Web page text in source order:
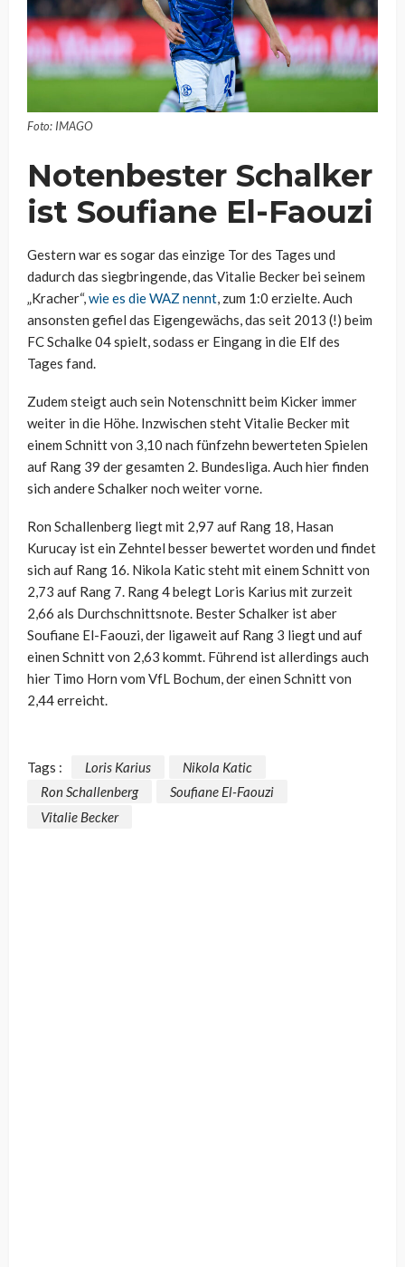
Foto: IMAGO
Notenbester Schalker
ist Soufiane El-Faouzi
Gestern war es sogar das einzige Tor des Tages und
dadurch das siegbringende, das Vitalie Becker bei seinem
„Kracher“,wie es die WAZ nennt, zum 1:0 erzielte. Auch
ansonsten gefiel das Eigengewächs, das seit 2013 (!) beim
FC Schalke 04 spielt, sodass er Eingang in die Elf des
Tages fand.
Zudem steigt auch sein Notenschnitt beim Kicker immer
weiter in die Höhe. Inzwischen steht Vitalie Becker mit
einem Schnitt von 3,10 nach fünfzehn bewerteten Spielen
auf Rang 39 der gesamten 2. Bundesliga. Auch hier finden
sich andere Schalker noch weiter vorne.
Ron Schallenberg liegt mit 2,97 auf Rang 18, Hasan
Kurucay ist ein Zehntel besser bewertet worden und findet
sich auf Rang 16. Nikola Katic steht mit einem Schnitt von
2,73 auf Rang 7. Rang 4 belegt Loris Karius mit zurzeit
2,66 als Durchschnittsnote. Bester Schalker ist aber
Soufiane El-Faouzi, der ligaweit auf Rang 3 liegt und auf
einen Schnitt von 2,63 kommt. Führend ist allerdings auch
hier Timo Horn vom VfL Bochum, der einen Schnitt von
2,44 erreicht.
Tags : Loris Karius
Nikola Katic
Ron Schallenberg
Soufiane El-Faouzi
Vitalie Becker